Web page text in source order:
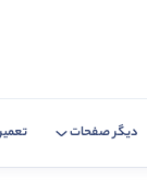
دیگر صفحات